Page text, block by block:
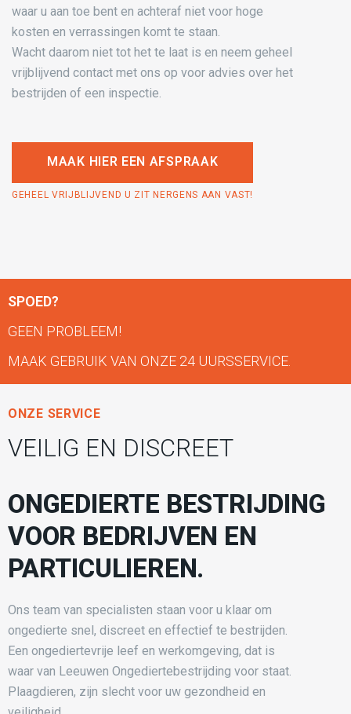
waar u aan toe bent en achteraf niet voor hoge
kosten en verrassingen komt te staan.
Wacht daarom niet tot het te laat is en neem geheel
vrijblijvend contact met ons op voor advies over het
bestrijden of een inspectie.
MAAK HIER EEN AFSPRAAK
GEHEEL VRIJBLIJVEND U ZIT NERGENS AAN VAST!
SPOED?
GEEN PROBLEEM!
MAAK GEBRUIK VAN ONZE 24 UURSSERVICE.
ONZE SERVICE
VEILIG EN DISCREET
ONGEDIERTE BESTRIJDING
VOOR BEDRIJVEN EN
PARTICULIEREN.
Ons team van specialisten staan voor u klaar om
ongedierte snel, discreet en effectief te bestrijden.
Een ongediertevrije leef en werkomgeving, dat is
waar van Leeuwen Ongediertebestrijding voor staat.
Plaagdieren, zijn slecht voor uw gezondheid en